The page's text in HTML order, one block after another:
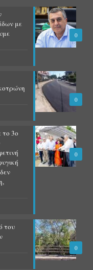
0
με
0
0
το 3ο
0
του